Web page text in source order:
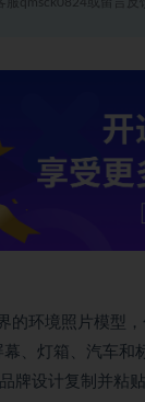
的环境照片模型
、灯箱、汽车和
牌设计复制并粘